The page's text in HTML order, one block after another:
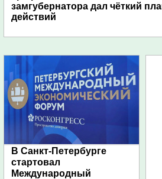
замгубернатора дал чёткий
действий
В Санкт-Петербурге
стартовал
Международный